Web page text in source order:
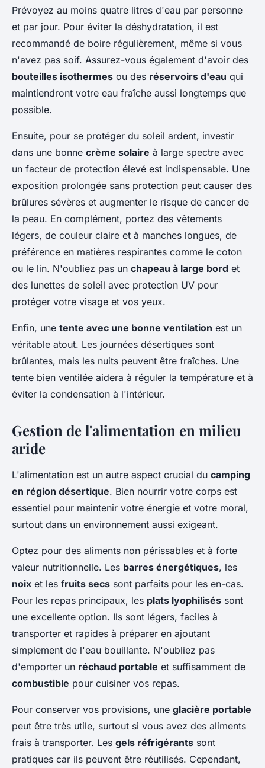
Prévoyez au moins quatre litres d'eau par personne
et par jour. Pour éviter la déshydratation, il est
recommandé de boire régulièrement, même si vous
n'avez pas soif. Assurez-vous également d'avoir des
bouteilles isothermes ou des réservoirs d'eau qui
maintiendront votre eau fraîche aussi longtemps que
possible.
Ensuite, pour se protéger du soleil ardent, investir
dans une bonne crème solaire à large spectre avec
un facteur de protection élevé est indispensable. Une
exposition prolongée sans protection peut causer des
brûlures sévères et augmenter le risque de cancer de
la peau. En complément, portez des vêtements
légers, de couleur claire et à manches longues, de
préférence en matières respirantes comme le coton
ou le lin. N'oubliez pas un chapeau à large bord et
des lunettes de soleil avec protection UV pour
protéger votre visage et vos yeux.
Enfin, une tente avec une bonne ventilation est un
véritable atout. Les journées désertiques sont
brûlantes, mais les nuits peuvent être fraîches. Une
tente bien ventilée aidera à réguler la température et à
éviter la condensation à l'intérieur.
Gestion de l'alimentation en milieu
aride
L'alimentation est un autre aspect crucial du camping
en région désertique. Bien nourrir votre corps est
essentiel pour maintenir votre énergie et votre moral,
surtout dans un environnement aussi exigeant.
Optez pour des aliments non périssables et à forte
valeur nutritionnelle. Les barres énergétiques, les
noix et les fruits secs sont parfaits pour les en-cas.
Pour les repas principaux, les plats lyophilisés sont
une excellente option. Ils sont légers, faciles à
transporter et rapides à préparer en ajoutant
simplement de l'eau bouillante. N'oubliez pas
d'emporter un réchaud portable et suffisamment de
combustible pour cuisiner vos repas.
Pour conserver vos provisions, une glacière portable
peut être très utile, surtout si vous avez des aliments
frais à transporter. Les gels réfrigérants sont
pratiques car ils peuvent être réutilisés. Cependant,